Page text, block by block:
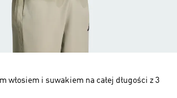
włosiem i suwakiem na całej długości z 3